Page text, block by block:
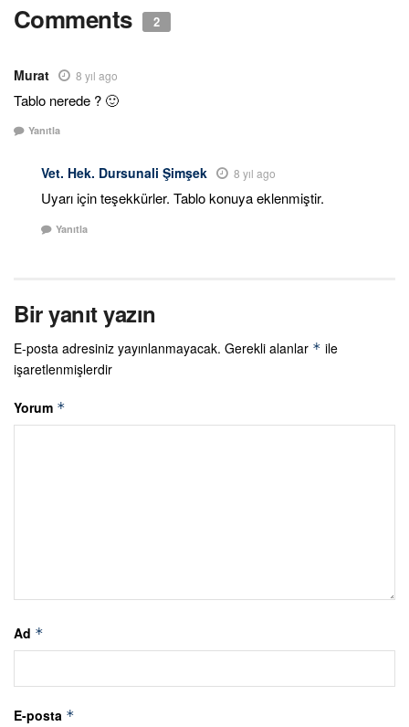
Comments 2
Murat 8 yıl ago
Tablo nerede ? 🙂
Yanıtla
Vet. Hek. Dursunali Şimşek 8 yıl ago
Uyarı için teşekkürler. Tablo konuya eklenmiştir.
Yanıtla
Bir yanıt yazın
E-posta adresiniz yayınlanmayacak. Gerekli alanlar * ile
işaretlenmişlerdir
Yorum *
Ad *
E-posta *